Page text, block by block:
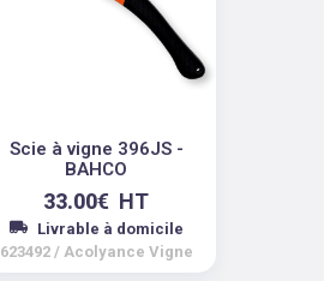
Scie à vigne 396JS -
BAHCO
33.00€ HT
Livrable à domicile
623492 / Acolyance Vigne